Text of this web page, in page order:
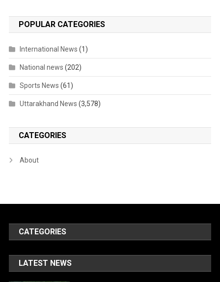
POPULAR CATEGORIES
International News (1)
National news (202)
Sports News (61)
Uttarakhand News (3,578)
CATEGORIES
About
CATEGORIES
LATEST NEWS